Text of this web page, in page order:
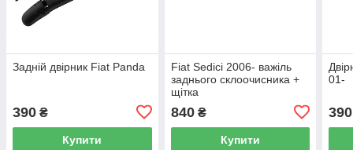
Задній двірник Fiat Panda
390 ₴
Купити
Fiat Sedici 2006- важіль
заднього склоочисника +
щітка
840₴
Купити
01-
390